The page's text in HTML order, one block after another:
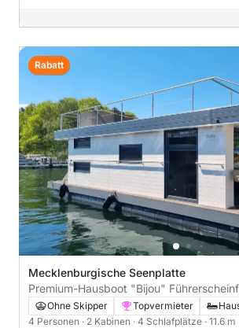
Mecklenburgische Seenplatte
Premium-Hausboot "Bijou"
(Charterschein)
Ohne Skipper Topvermieter
4 Personen · 2 Kabinen · 4 Schlafplätze · 11.6 m
Rabatt